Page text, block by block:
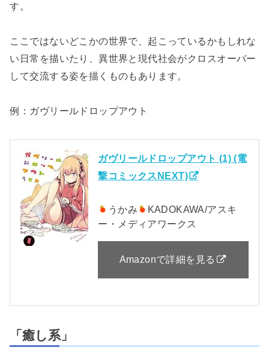
す。
ここではないどこかの世界で、起こっているかもしれな
い日常を描いたり、異世界と現代社会がクロスオーバー
して交流する姿を描くものもあります。
例：ガヴリールドロップアウト
ガヴリールドロップアウト (1) (電
撃コミックスNEXT)
うかみ
KADOKAWA/アスキ
ー・メディアワークス
Amazonで詳細を見る
「癒し系」